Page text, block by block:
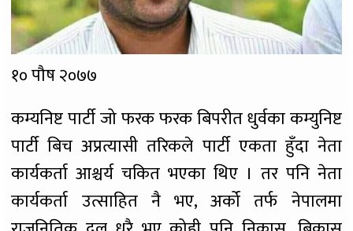
१० पौष २०७७
कम्यनिष्ट पार्टी जो फरक फरक बिपरीत धुर्वका कम्युनिष्ट
पार्टी बिच अप्रत्यासी तरिकले पार्टी एकता हुँदा नेता
कार्यकर्ता आश्चर्य चकित भएका थिए । तर पनि नेता
कार्यकर्ता उत्साहित नै भए, अर्को तर्फ नेपालमा